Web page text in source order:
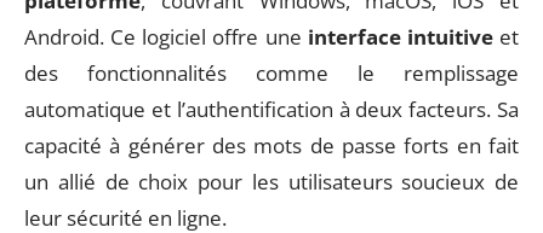
Android. Ce logiciel offre une interface intuitiveet
des fonctionnalités comme le remplissage
automatique et l’authentification à deux facteurs. Sa
capacité à générer des mots de passe forts en fait
un allié de choix pour les utilisateurs soucieux de
leur sécurité en ligne.